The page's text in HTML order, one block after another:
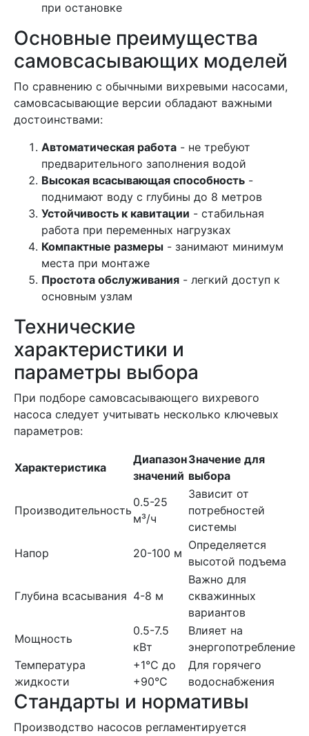
при остановке
Основные преимущества
самовсасывающих моделей
По сравнению с обычными вихревыми насосами,
самовсасывающие версии обладают важными
достоинствами:
Автоматическая работа - не требуют
предварительного заполнения водой
Высокая всасывающая способность -
поднимают воду с глубины до 8 метров
Устойчивость к кавитации - стабильная
работа при переменных нагрузках
Компактные размеры - занимают минимум
места при монтаже
Простота обслуживания - легкий доступ к
основным узлам
Технические
характеристики и
параметры выбора
При подборе самовсасывающего вихревого
насоса следует учитывать несколько ключевых
параметров:
Характеристика
Диапазон
значений
Значение для
выбора
Производительность
0.5-25
м³/ч
Зависит от
потребностей
системы
Напор
20-100 м
Определяется
высотой подъема
Глубина всасывания 4-8 м
Важно для
скважинных
вариантов
Мощность
0.5-7.5
кВт
Влияет на
энергопотребление
Температура
жидкости
+1°C до
+90°C
Для горячего
водоснабжения
Стандарты и нормативы
Производство насосов регламентируется